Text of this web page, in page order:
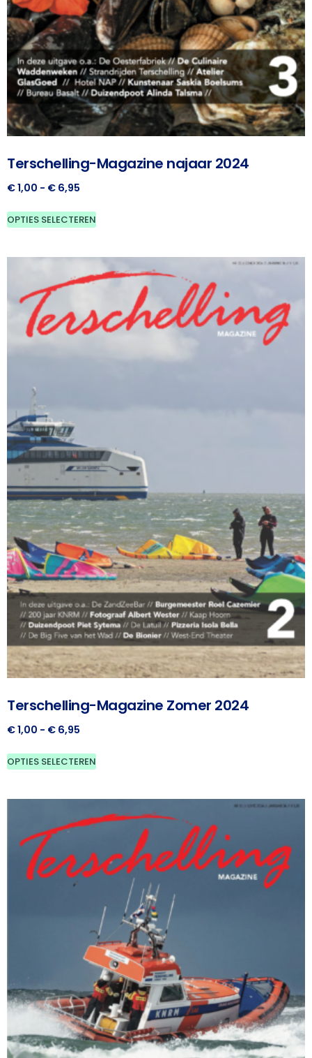
Terschelling-Magazine najaar 2024
€1,00 - € 6,95
OPTIES SELECTEREN
Terschelling-Magazine Zomer 2024
€1,00 - € 6,95
OPTIES SELECTEREN